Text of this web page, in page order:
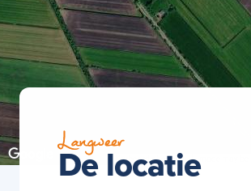
Keyboard shortcuts Image may be
Langweer
De locatie